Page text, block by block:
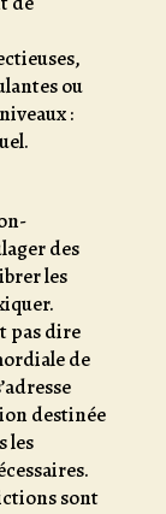
ou
:
des
les
pas dire
de
destinée
les
sont